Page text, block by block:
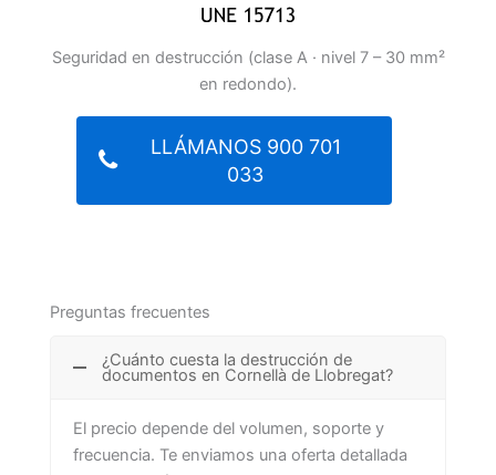
Seguridad en destrucción (clase A · nivel 7 – 30 mm²
en redondo).
LLÁMANOS 900 701
033
Preguntas frecuentes
¿Cuánto cuesta la destrucción de
documentos en Cornellà de Llobregat?
El precio depende del volumen, soporte y
frecuencia. Te enviamos una oferta detallada